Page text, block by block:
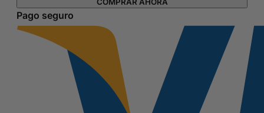
Marrón
Brunette
Bourjois
Pago seguro